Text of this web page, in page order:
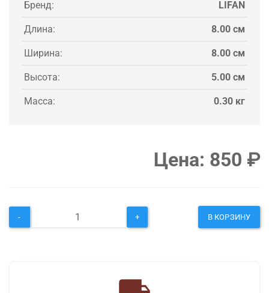
Бренд: LIFAN
Длина: 8.00 см
Ширина: 8.00 см
Высота: 5.00 см
Масса: 0.30 кг
Цена: 850 ₽
- + В КОРЗИНУ